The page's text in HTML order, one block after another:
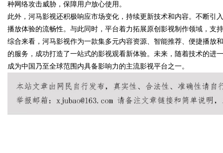
Bo
种网络攻击威胁，保障用户放心使用。
此外，河马影视还积极响应市场变化，持续更新技术和内容。不断引
播放体验的流畅性。与此同时，平台着力拓展原创影视制作领域，支
综合来看，河马影视作为一款集多元内容资源、智能推荐、便捷播放
的服务，成功打造了一站式的影视观看新体验。未来，随着技术的进
成为中国乃至全球范围内具备影响力的主流影视平台之一。